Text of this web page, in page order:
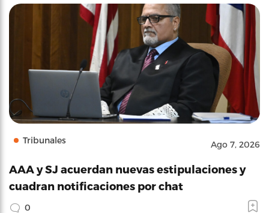
Tribunales Ago 7, 2026
AAA y SJ acuerdan nuevas estipulaciones y
cuadran notificaciones por chat
0